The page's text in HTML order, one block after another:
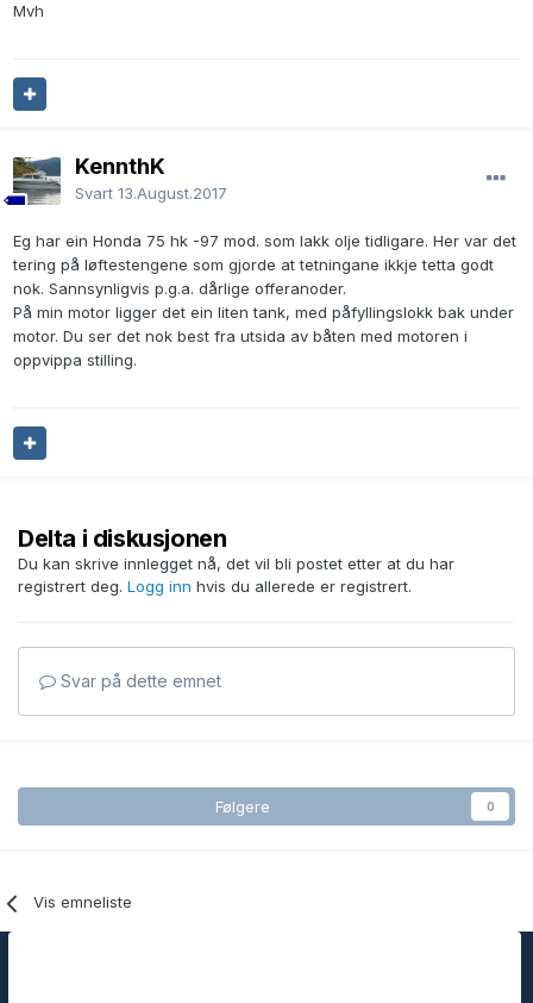
Mvh
KennthK
Svart 13.August.2017
Eg har ein Honda 75 hk -97 mod. som lakk olje tidligare. Her var det
tering på løftestengene som gjorde at tetningane ikkje tetta godt
nok. Sannsynligvis p.g.a. dårlige offeranoder.
På min motor ligger det ein liten tank, med påfyllingslokk bak under
motor. Du ser det nok best fra utsida av båten med motoren i
oppvippa stilling.
Delta i diskusjonen
Du kan skrive innlegget nå, det vil bli postet etter at du har
registrert deg. Logg inn hvis du allerede er registrert.
Svar på dette emnet
Følgere 0
Vis emneliste